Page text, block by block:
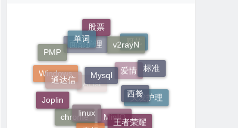
股票
厨艺
爱情
AList
Windows
PMP
单词
v2rayN
标准
头发护理
chrome
Joplin
通达信
Mysql
西餐
王者荣耀
音标